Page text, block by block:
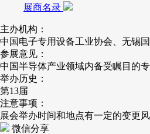
展商名录
主办机构：
中国电子专用设备工业协会、无锡
参展意见：
中国半导体产业领域内备受瞩目的
举办历史：
第13届
注意事项：
展会举办时间和地点有一定的变更
微信分享